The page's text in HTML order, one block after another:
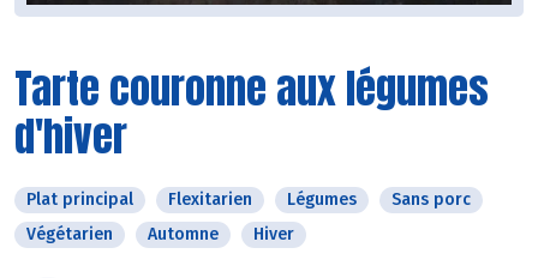
Tarte couronne aux légumes
d'hiver
Plat principal Flexitarien Légumes
Sans porc
Végétarien
Automne Hiver